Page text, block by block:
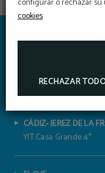
cookies
RECHAZAR
H/SE/01174 – 4*CIUDAD
CÁDIZ- JEREZ DE LA
YIT Casa Grande 4*